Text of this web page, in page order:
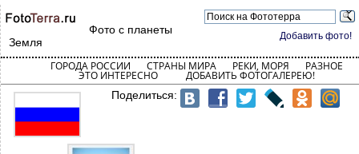
Добавить фото!
Фото с планеты
Земля
ГОРОДА РОССИИ СТРАНЫ МИРА РЕКИ, МОРЯ РАЗНОЕ
ЭТО ИНТЕРЕСНО ДОБАВИТЬ ФОТОГАЛЕРЕЮ!
Поделиться: